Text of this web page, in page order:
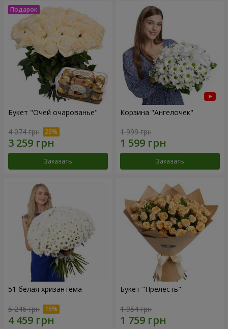
Букет "Очей очарованье"
4 074 грн
Заказать
Корзина "Ангелочек"
1 999 грн
Заказать
51 белая хризантема
5 246 грн
Букет "Прелесть"
1 954 грн